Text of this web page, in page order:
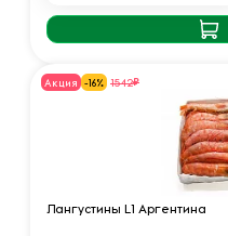
Акция -16% 1542₽
Лангустины L1 Аргентина